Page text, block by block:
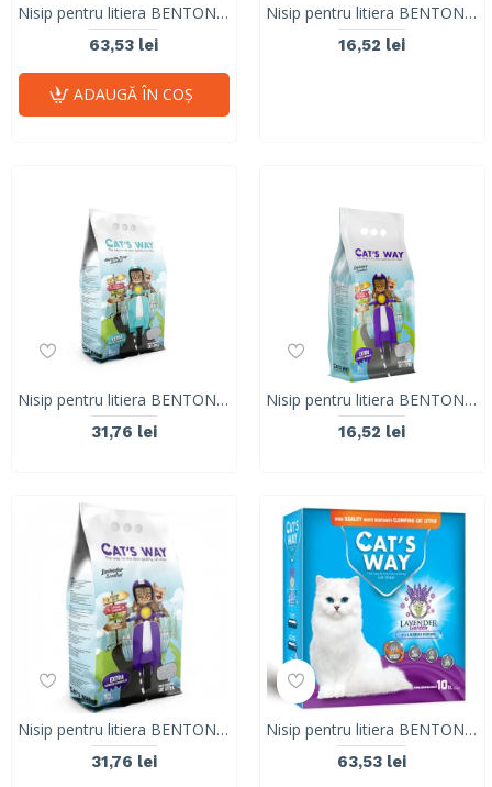
Nisip pentru litiera BENTONITA, CAT'S WAY, NATURAL LESS TRACK, 10L
63,53 lei
ADAUGĂ ÎN COŞ
Nisip pentru litiera BENTONITA, CAT'S WAY, MARSEILLE SOAP, 5L, 4.25 KG
16,52 lei
Nisip pentru litiera BENTONITA, CAT'S WAY, MARSEILLE SOAP, 10L, 8.5KG
31,76 lei
Nisip pentru litiera BENTONITA, CAT'S WAY, Lavanda, 5L, 4.25 KG
16,52 lei
Nisip pentru litiera BENTONITA, CAT'S WAY, Lavanda, 10L, 8.5KG
31,76 lei
Nisip pentru litiera BENTONITA, CAT'S WAY, LAVANDA, 10L
63,53 lei